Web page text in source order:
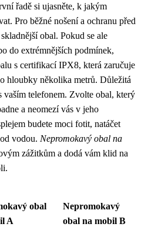
řadě si ujasněte, k jakým
Pro běžné nošení a ochranu před
obal. Pokud se ale
do extrémnějších podmínek,
s certifikací IPX8, která zaručuje
hloubky několika metrů. Důležitá
telefonem. Zvolte obal, který
a neomezí vás v jeho
budete moci fotit, natáčet
vodou. Nepromokavý obal na
zážitkům a dodá vám klid na
obal
A
Nepromokavý
obal na mobil B